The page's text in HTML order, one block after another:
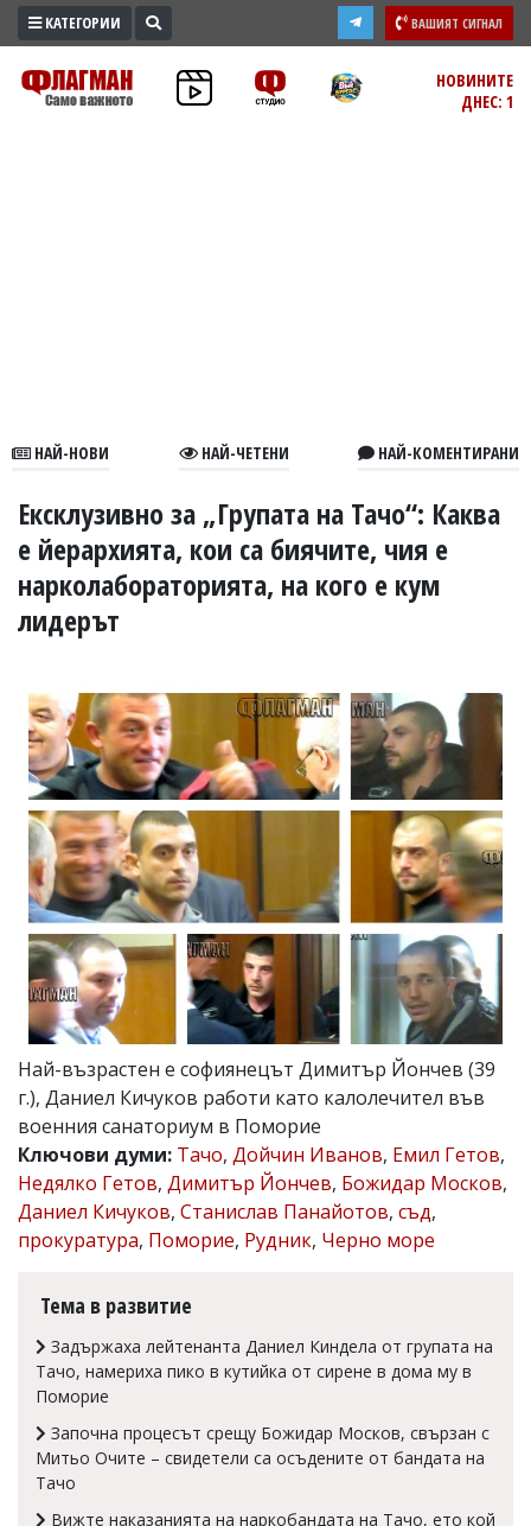
ПРОМО
ЗОНА
В
УКРАЙНА
СПОРТ
РАЗСЛЕДВАНЕ
Управители:
Веселин
Василев,
email:
v.vasilev@flagman.bg
Катя
Касабова,
еmail:k.kassabova@flagman.bg
Главен
редактор:
Иван
Колев,
email:
office@flagman.bg
Коментарите
под
статиите
се
въвеждат
от
читателите
и
носи
Ако
откриете
обиден
коментар,
моля
КАТЕГОРИИ ВАШИЯТ СИГНАЛ
НОВИНИТЕ
ДНЕС: 1
НАЙ-НОВИ НАЙ-ЧЕТЕНИ НАЙ-КОМЕНТИРАНИ
Ексклузивно за „Групата на Тачо“: Каква
е йерархията, кои са биячите, чия е
нарколабораторията, на кого е кум
лидерът
Най-възрастен е софиянецът Димитър Йончев (39
г.), Даниел Кичуков работи като калолечител във
военния санаториум в Поморие
Ключови думи: Тачо, Дойчин Иванов, Емил Гетов,
Недялко Гетов, Димитър Йончев, Божидар Москов,
Даниел Кичуков, Станислав Панайотов, съд,
прокуратура, Поморие, Рудник, Черно море
Тема в развитие
Задържаха лейтенанта Даниел Киндела от групата на
Тачо, намериха пико в кутийка от сирене в дома му в
Поморие
Започна процесът срещу Божидар Москов, свързан с
Митьо Очите – свидетели са осъдените от бандата на
Тачо
Вижте наказанията на наркобандата на Тачо, ето кой